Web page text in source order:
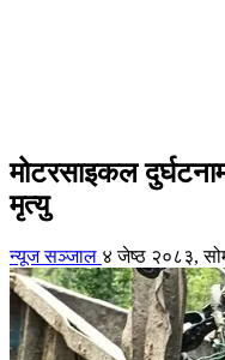
मोटरसाइकल
मृत्यु
न्यूज सञ्जाल ४ जेष्ठ २०८३,